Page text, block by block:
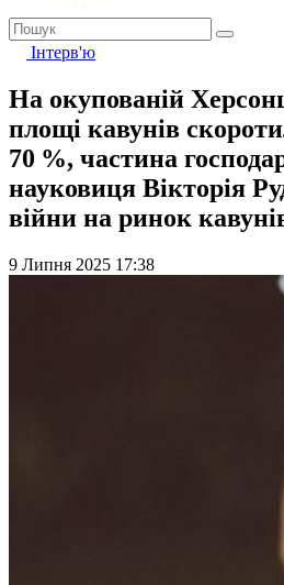
Інтерв'ю
На окупованій
площі кавунів
70 %, частина
науковиця Вікторія
війни на ринок
9 Липня 2025 17:38